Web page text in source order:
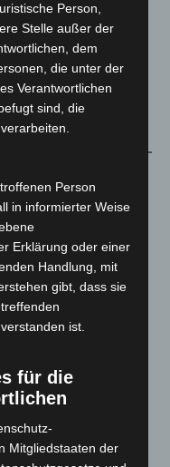
1.887
1.270
Person,
Stelle außer der
dem
die unter der
Verantwortlichen
sind, die
Person
in informierter Weise
Erklärung oder einer
Handlung, mit
gibt, dass sie
ist.
für die
Mitgliedstaaten der